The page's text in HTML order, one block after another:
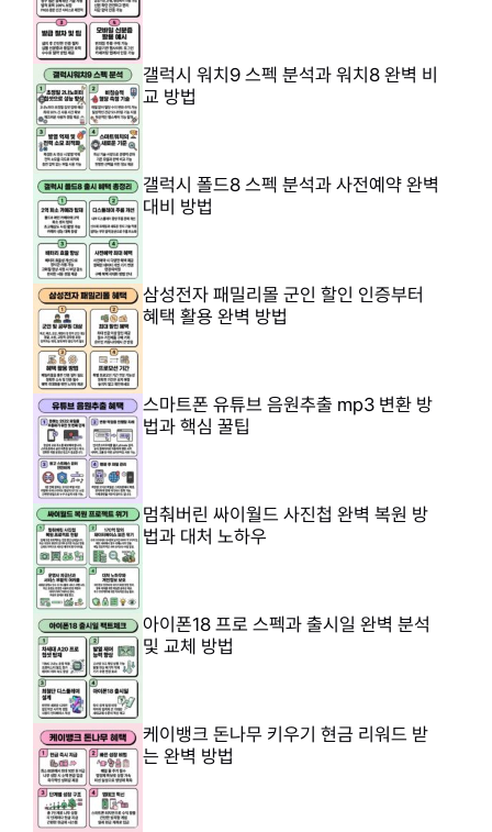
갤럭시 워치9 스펙 분석과 워치8 완벽 비
교 방법
갤럭시 폴드8 스펙 분석과 사전예약 완벽
대비 방법
삼성전자 패밀리몰 군인 할인 인증부터
혜택 활용 완벽 방법
스마트폰 유튜브 음원추출 mp3 변환 방
법과 핵심 꿀팁
멈춰버린 싸이월드 사진첩 완벽 복원 방
법과 대처 노하우
아이폰18 프로 스펙과 출시일 완벽 분석
및 교체 방법
케이뱅크 돈나무 키우기 현금 리워드 받
는 완벽 방법